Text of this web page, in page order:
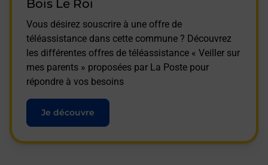
Bois Le Roi
Vous désirez souscrire à une offre de
téléassistance dans cette commune ? Découvrez
les différentes offres de téléassistance « Veiller sur
mes parents » proposées par La Poste pour
répondre à vos besoins
Je découvre